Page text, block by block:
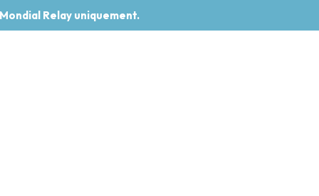
Relay uniquement.